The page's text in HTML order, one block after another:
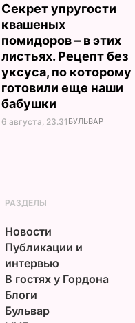
Секрет упругости
квашеных
помидоров – в этих
листьях. Рецепт без
уксуса, по которому
готовили еще наши
бабушки
6 августа, 23.31 БУЛЬВАР
РАЗДЕЛЫ
Новости
Публикации и
интервью
В гостях у Гордона
Блоги
Бульвар